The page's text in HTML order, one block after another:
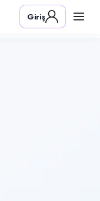
Giriş